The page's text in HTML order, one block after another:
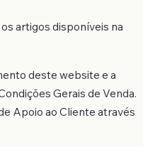
artigos disponíveis na
deste website e a
Gerais de Venda.
Apoio ao Cliente através